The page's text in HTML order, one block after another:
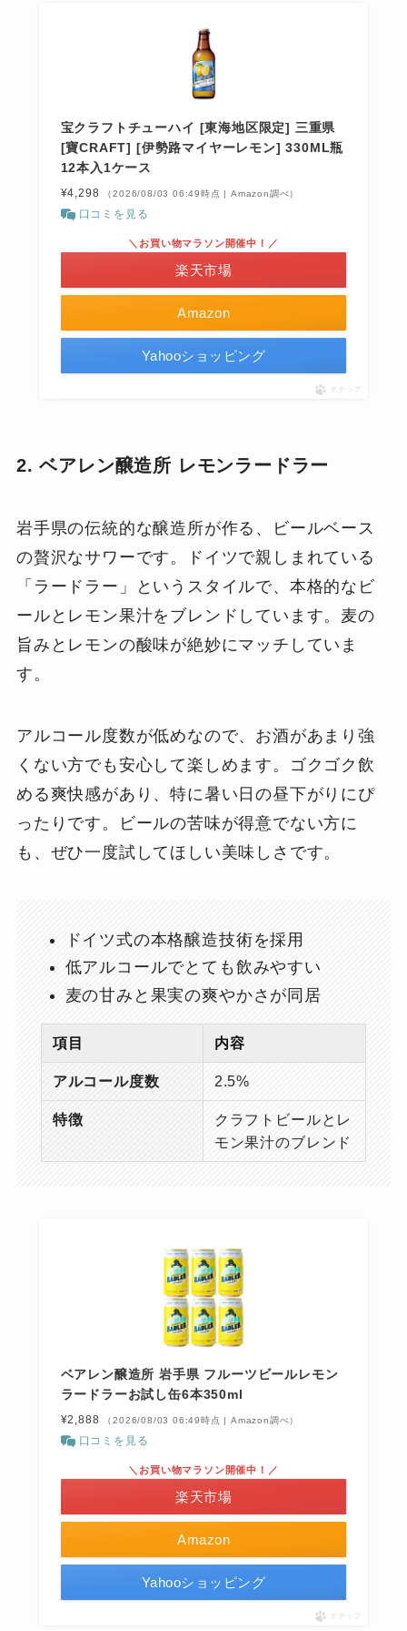
宝クラフトチューハイ [東海地区限定] 三重県
[寶CRAFT] [伊勢路マイヤーレモン] 330ML瓶
12本入1ケース
¥4,298 （2026/08/03 06:49時点 | Amazon調べ）
口コミを見る
Amazon
＼お買い物マラソン開催中！／
楽天市場
Yahooショッピング
ポチップ
2. ベアレン醸造所 レモンラードラー
岩手県の伝統的な醸造所が作る、ビールベース
の贅沢なサワーです。ドイツで親しまれている
「ラードラー」というスタイルで、本格的なビ
ールとレモン果汁をブレンドしています。麦の
旨みとレモンの酸味が絶妙にマッチしていま
す。
アルコール度数が低めなので、お酒があまり強
くない方でも安心して楽しめます。ゴクゴク飲
める爽快感があり、特に暑い日の昼下がりにぴ
ったりです。ビールの苦味が得意でない方に
も、ぜひ一度試してほしい美味しさです。
ドイツ式の本格醸造技術を採用
低アルコールでとても飲みやすい
麦の甘みと果実の爽やかさが同居
項目 内容
アルコール度数 2.5%
特徴
クラフトビールとレ
モン果汁のブレンド
ベアレン醸造所 岩手県 フルーツビールレモン
ラードラーお試し缶6本350ml
¥2,888 （2026/08/03 06:49時点 | Amazon調べ）
口コミを見る
Amazon
＼お買い物マラソン開催中！／
楽天市場
Yahooショッピング
ポチップ